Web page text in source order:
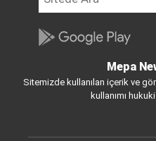
Mepa
Sitemizde kullanılan içerik ve
kullanımı